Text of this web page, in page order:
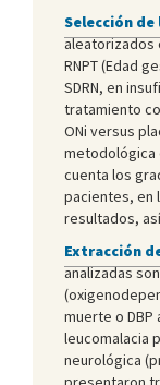
Selección
aleatorizados
RNPT (Edad
SDRN, en
tratamiento
ONi versus
metodológica
cuenta los
pacientes, en
resultados,
Extracción
analizadas
muerte o DBP
leucomalacia
neurológica